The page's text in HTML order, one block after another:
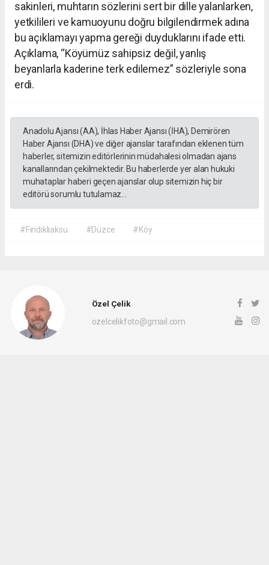
sakinleri, muhtarın sözlerini sert bir dille yalanlarken,
yetkilileri ve kamuoyunu doğru bilgilendirmek adına
bu açıklamayı yapma gereği duyduklarını ifade etti.
Açıklama, “Köyümüz sahipsiz değil, yanlış
beyanlarla kaderine terk edilemez” sözleriyle sona
erdi.
Anadolu Ajansı (AA), İhlas Haber Ajansı (İHA), Demirören
Haber Ajansı (DHA) ve diğer ajanslar tarafından eklenen tüm
haberler, sitemizin editörlerinin müdahalesi olmadan ajans
kanallarından çekilmektedir. Bu haberlerde yer alan hukuki
muhataplar haberi geçen ajanslar olup sitemizin hiç bir
editörü sorumlu tutulamaz...
#Fındıklıaksu #Düzce #Köy
Özel Çelik
ozelcelikfoto@gmail.com